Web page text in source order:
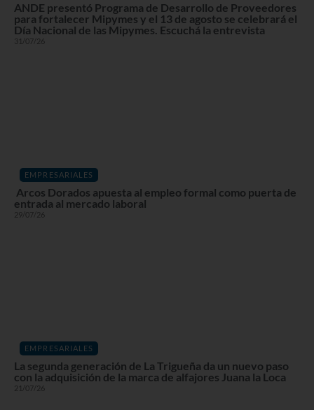
ANDE presentó Programa de Desarrollo de Proveedores
para fortalecer Mipymes y el 13 de agosto se celebrará el
Día Nacional de las Mipymes. Escuchá la entrevista
31/07/26
EMPRESARIALES
Arcos Dorados apuesta al empleo formal como puerta de
entrada al mercado laboral
29/07/26
EMPRESARIALES
La segunda generación de La Trigueña da un nuevo paso
con la adquisición de la marca de alfajores Juana la Loca
21/07/26